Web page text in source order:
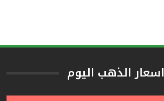
اسعار الذهب اليوم